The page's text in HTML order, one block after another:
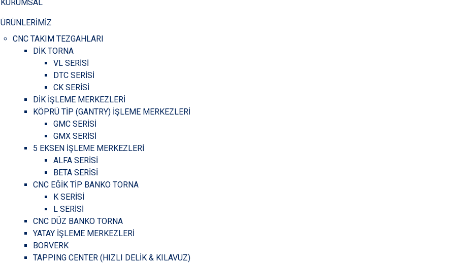
KURUMSAL
ÜRÜNLERİMİZ
CNC TAKIM TEZGAHLARI
DİK TORNA
VL SERİSİ
DTC SERİSİ
CK SERİSİ
DİK İŞLEME MERKEZLERİ
KÖPRÜ TİP (GANTRY) İŞLEME MERKEZLERİ
GMC SERİSİ
GMX SERİSİ
5 EKSEN İŞLEME MERKEZLERİ
ALFA SERİSİ
BETA SERİSİ
CNC EĞİK TİP BANKO TORNA
K SERİSİ
L SERİSİ
CNC DÜZ BANKO TORNA
YATAY İŞLEME MERKEZLERİ
BORVERK
TAPPING CENTER (HIZLI DELİK & KILAVUZ)